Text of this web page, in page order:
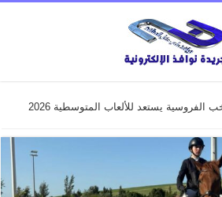
منتخب الفروسية يستعد للألعاب المتوسطية 2026